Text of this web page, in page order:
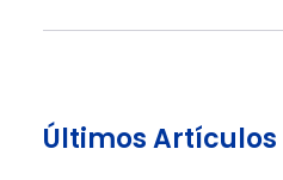
Últimos Artículos